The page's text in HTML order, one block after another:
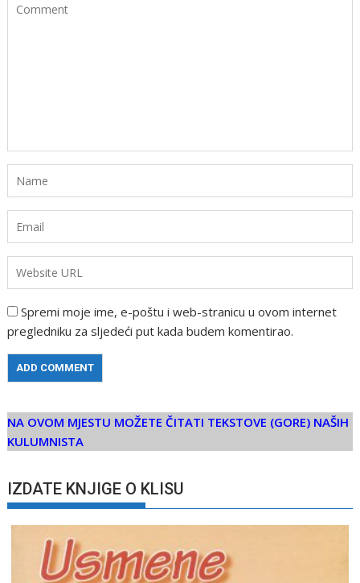
Spremi moje ime, e-poštu i web-stranicu u ovom internet
pregledniku za sljedeći put kada budem komentirao.
NA OVOM MJESTU MOŽETE ČITATI TEKSTOVE (GORE) NAŠIH
KULUMNISTA
IZDATE KNJIGE O KLISU